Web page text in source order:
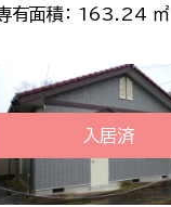
有面積： 163.24 ㎡
入居済